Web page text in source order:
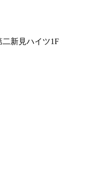
二新見ハイツ1F